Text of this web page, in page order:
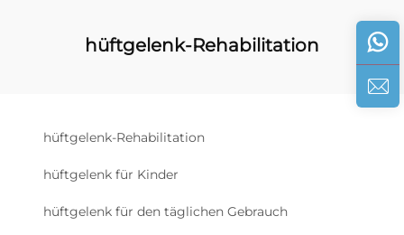
hüftgelenk-Rehabilitation
hüftgelenk-Rehabilitation
hüftgelenk für Kinder
hüftgelenk für den täglichen Gebrauch